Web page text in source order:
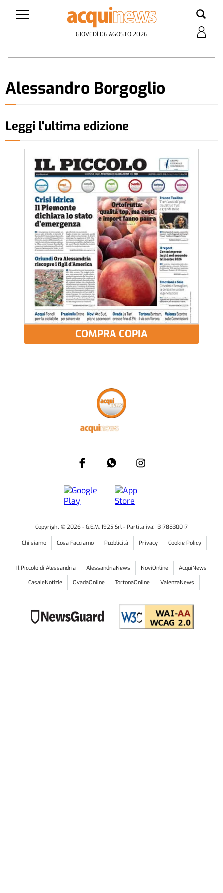
GIOVEDÌ 06 AGOSTO 2026
Alessandro Borgoglio
Leggi l'ultima edizione
COMPRA COPIA
Copyright © 2026 - G.E.M. 1925 Srl - Partita iva: 13178830017
Chi siamo Cosa Facciamo Pubblicità Privacy Cookie Policy
Il Piccolo di Alessandria AlessandriaNews NoviOnline
AcquiNews
CasaleNotizie
OvadaOnline TortonaOnline ValenzaNews